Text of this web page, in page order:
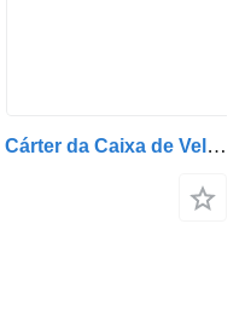
Корпус КПП Scania GRS801R Cárter da Caixa de Velocidades 1376914 для тягача Scania Series 3